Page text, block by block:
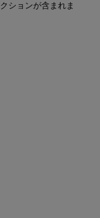
ションが含まれま